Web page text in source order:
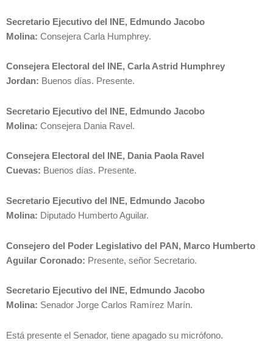
Secretario Ejecutivo del INE, Edmundo Jacobo
Molina: Consejera Carla Humphrey.
Consejera Electoral del INE, Carla Astrid Humphrey
Jordan: Buenos días. Presente.
Secretario Ejecutivo del INE, Edmundo Jacobo
Molina: Consejera Dania Ravel.
Consejera Electoral del INE, Dania Paola Ravel
Cuevas: Buenos días. Presente.
Secretario Ejecutivo del INE, Edmundo Jacobo
Molina: Diputado Humberto Aguilar.
Consejero del Poder Legislativo del PAN, Marco Humberto
Aguilar Coronado: Presente, señor Secretario.
Secretario Ejecutivo del INE, Edmundo Jacobo
Molina: Senador Jorge Carlos Ramírez Marín.
Está presente el Senador, tiene apagado su micrófono.